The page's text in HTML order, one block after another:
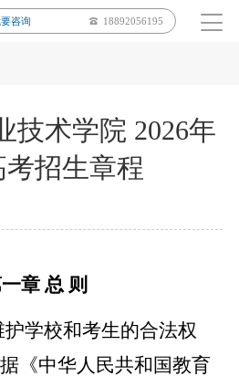
咨询 18892056195
技术学院 2026年
招生章程
章 总 则
护学校和考生的合法权
《中华人民共和国教育